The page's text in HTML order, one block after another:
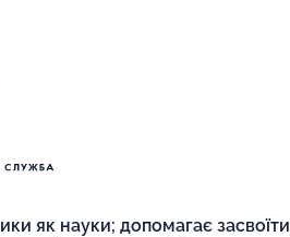
як науки; допомагає засвоїти